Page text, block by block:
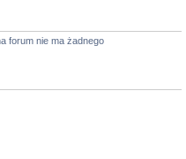
forum nie ma żadnego